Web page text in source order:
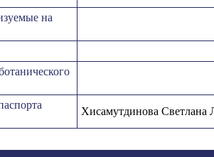
на
Хисамутдинова Светлана